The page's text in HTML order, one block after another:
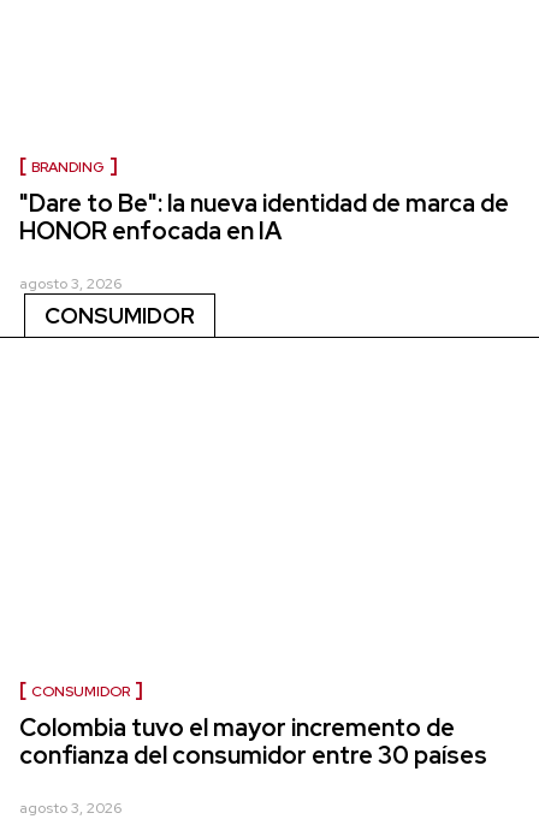
BRANDING
"Dare to Be": la nueva identidad de marca de
HONOR enfocada en IA
agosto 3, 2026
CONSUMIDOR
CONSUMIDOR
Colombia tuvo el mayor incremento de
confianza del consumidor entre 30 países
agosto 3, 2026